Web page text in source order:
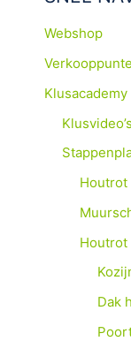
Webshop
Klusacademy
Klusvideo’s
Houtrot
Houtrot
Dak